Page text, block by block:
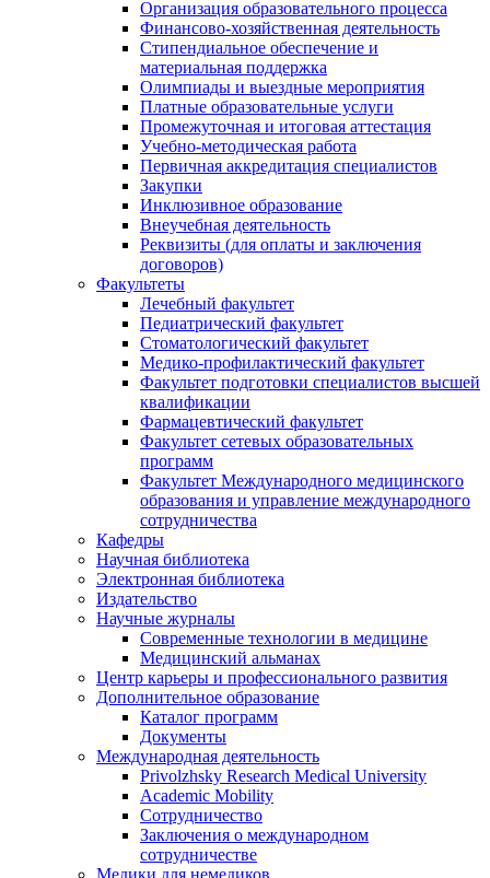
Организация образовательного процесса
Финансово-хозяйственная деятельность
Стипендиальное обеспечение и
материальная поддержка
Олимпиады и выездные мероприятия
Платные образовательные услуги
Промежуточная и итоговая аттестация
Учебно-методическая работа
Первичная аккредитация специалистов
Закупки
Инклюзивное образование
Внеучебная деятельность
Реквизиты (для оплаты и заключения
договоров)
Факультеты
Лечебный факультет
Педиатрический факультет
Стоматологический факультет
Медико-профилактический факультет
Факультет подготовки специалистов высшей
квалификации
Фармацевтический факультет
Факультет сетевых образовательных
программ
Факультет Международного медицинского
образования и управление международного
сотрудничества
Кафедры
Научная библиотека
Электронная библиотека
Издательство
Научные журналы
Современные технологии в медицине
Медицинский альманах
Центр карьеры и профессионального развития
Дополнительное образование
Каталог программ
Документы
Международная деятельность
Privolzhsky Research Medical University
Academic Mobility
Сотрудничество
Заключения о международном
сотрудничестве
Медики для немедиков